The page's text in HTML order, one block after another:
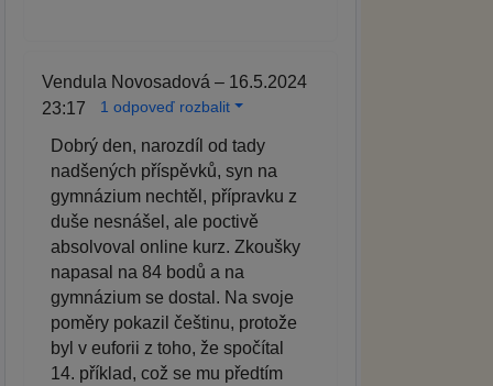
Vendula Novosadová – 16.5.2024
23:17
1 odpoveď rozbalit
Dobrý den, narozdíl od tady
nadšených příspěvků, syn na
gymnázium nechtěl, přípravku z
duše nesnášel, ale poctivě
absolvoval online kurz. Zkoušky
napasal na 84 bodů a na
gymnázium se dostal. Na svoje
poměry pokazil češtinu, protože
byl v euforii z toho, že spočítal
14. příklad, což se mu předtím